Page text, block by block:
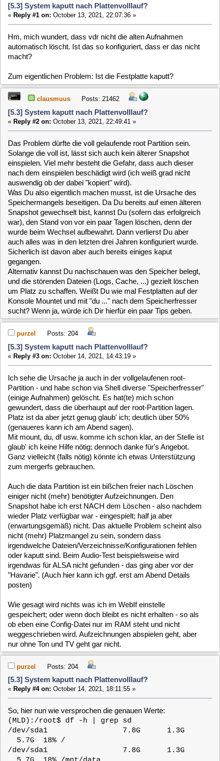
«Reply #2 on:October 13, 2021, 22:49:41 »
Das Problem dürfte die voll gelaufende root Partition sein.
Solange die voll ist, lässt sich auch kein älterer Snapshot
einspielen. Viel mehr besteht die Gefahr, dass auch dieser
nach dem einspielen beschädigt wird (ich weiß grad nicht
auswendig ob der dabei "kopiert" wird).
Speichermangels beseitigen. Da Du bereits auf einen älteren
Snapshot gewechselt bist, kannst Du (sofern das erfolgreich
war), den Stand von vor ein paar Tagen löschen, denn der
wurde beim Wechsel aufbewahrt. Dann verlierst Du aber
Sicherlich ist davon aber auch bereits einiges kaput
gegangen.
Alternativ kannst Du nachschauen was den Speicher belegt,
und die störenden Dateien (Logs, Cache, ...) gezielt löschen
um Platz zu schaffen. Weißt Du wie mal Festplatten auf der
Konsole Mountet und mit "du ..." nach dem Speicherfresser
sucht? Wenn ja, würde ich Dir hierfür ein paar Tips geben.
purzel Posts: 204
[5.3] System kaputt nach Plattenvolllauf?
«Reply #3 on:October 14, 2021, 14:43:19 »
Ich sehe die Ursache ja auch in der vollgelaufenen root-
Partition - und habe schon via Shell diverse "Speicherfresser"
gewundert, dass die überhaupt auf der root-Partition lagen.
Platz ist da aber jetzt genug glaub' ich; deutlich über 50%
(genaueres kann ich am Abend sagen).
Mit mount, du, df usw. komme ich schon klar, an der Stelle ist
glaub' ich keine Hilfe nötig; dennoch danke für's Angebot.
Ganz vielleicht (falls nötig) könnte ich etwas Unterstützung
zum mergerfs gebrauchen.
Auch die data Partition ist ein bißchen freier nach Löschen
einiger nicht (mehr) benötigter Aufzeichnungen. Den
Snapshot habe ich erst NACH dem Löschen - also nachdem
wieder Platz verfügbar war - eingespielt; half ja aber
(erwartungsgemäß) nicht. Das aktuelle Problem scheint also
nicht (mehr) Platzmangel zu sein, sondern dass
irgendwelche Dateien/Verzeichnisse/Konfigurationen fehlen
irgendwas für ALSA nicht gefunden - das ging aber vor der
"Havarie". (Auch hier kann ich ggf. erst am Abend Details
posten)
Wie gesagt wird nichts was ich im WebIf einstelle
gespeichert; oder wenn doch bleibt es nicht erhalten - so als
ob eben eine Config-Datei nur im RAM steht und nicht
weggeschrieben wird. Aufzeichnungen abspielen geht, aber
nur ohne Ton und TV geht gar nicht.
purzel Posts: 204
[5.3] System kaputt nach Plattenvolllauf?
So, hier nun wie versprochen die genauen Werte:
(MLD):/root$ df -h | grep sd
/dev/sda1 7.8G 1.3G
5.7G 18% /
/dev/sda1 7.8G 1.3G
5.7G 18% /mnt/data
/dev/sda2 457.7G 421.2G
36.6G 92% /mnt/sda2
data:sda2 465.5G 422.4G
42.3G 91% /data
was bestimmt falsch ist. Sie hat den Zeitstempel vom Boot-
Zeitpunkt.
clausmuus Posts: 21462
[5.3] System kaputt nach Plattenvolllauf?
«Reply #5 on:October 14, 2021, 19:05:40 »
Ich sehe Das bei Dir sowohl die Root Partition als auch eine
Datenpartition für die Daten verwendet werden. Das ist eine
Kombination die mir nicht als Standard bekannt vorkommt.
Am besten gehst Du einmal in's Setup und entfernst das
möglich sein (ich kenne die MLD-5.3 nicht mehr so genau),
kannst Du in der /etc/fstab den Mergerfs Mount entfernen und
/dev/sda2 direkt nach /data mounten.
Um Deine defekten bzw. fehlenden Konfigurations Dateien
wieder herzustellen, kannst Du Dir diese aus einem älterem
Snapshot heraussuchen. Dafür musst Du die root partition so